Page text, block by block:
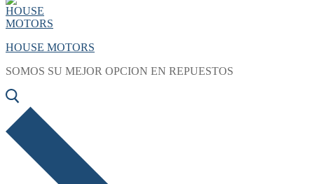
HOUSE MOTORS
SOMOS SU MEJOR OPCION EN REPUESTOS